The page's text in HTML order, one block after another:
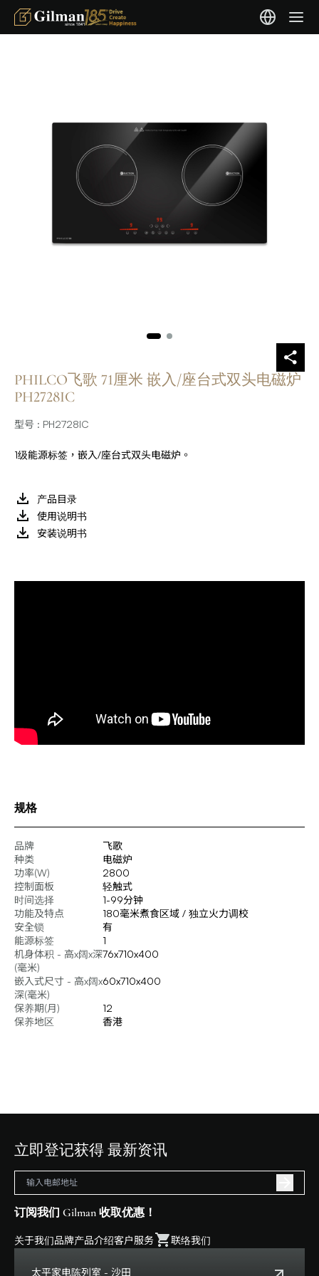
PHILCO飞歌 71厘米 嵌入/座台式双头电磁炉
PH2728IC
型号 : PH2728IC
1级能源标签，嵌入/座台式双头电磁炉。
产品目录
使用说明书
安装说明书
规格
品牌
飞歌
种类
电磁炉
功率(W)
2800
控制面板
轻触式
时间选择
1-99分钟
功能及特点
180毫米煮食区域 / 独立火力调校
安全锁
有
能源标签
1
机身体积 - 高x阔x深
(毫米)
76x710x400
嵌入式尺寸 - 高x阔x
深(毫米)
60x710x400
保养期(月)
12
保养地区
香港
立即登记获得 最新资讯
订阅我们 Gilman 收取优惠！
关于我们品牌产品介绍客户服务 联络我们
太平家电陈列室 - 沙田